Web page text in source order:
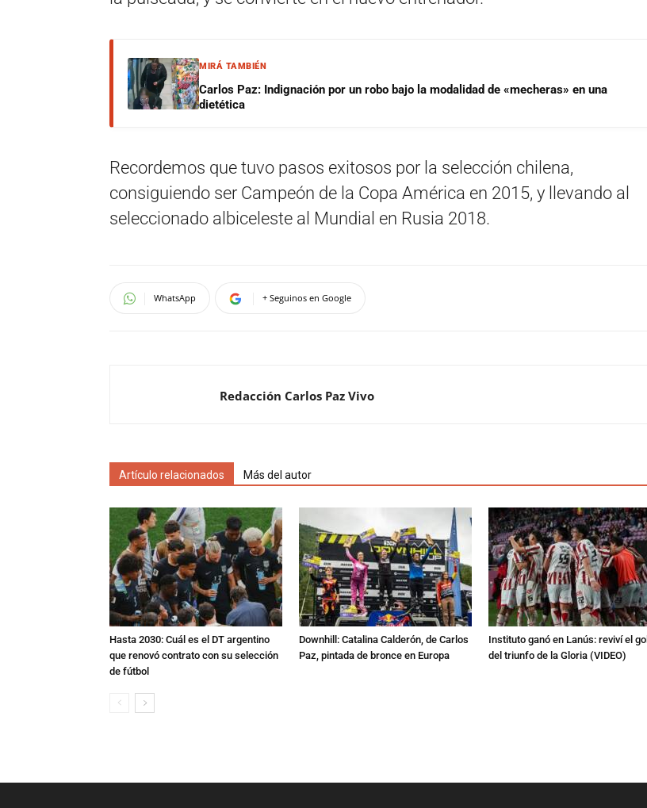
MIRÁ TAMBIÉN
Carlos Paz: Indignación por un robo bajo la modalidad de «mecheras» en una
dietética
Recordemos que tuvo pasos exitosos por la selección chilena,
consiguiendo ser Campeón de la Copa América en 2015, y llevando al
seleccionado albiceleste al Mundial en Rusia 2018.
WhatsApp + Seguinos en Google
Redacción Carlos Paz Vivo
Artículo relacionados Más del autor
Hasta 2030: Cuál es el DT argentino
que renovó contrato con su selección
de fútbol
Downhill: Catalina Calderón, de Carlos
Paz, pintada de bronce en Europa
Instituto ganó en Lanús: reviví el gol
del triunfo de la Gloria (VIDEO)